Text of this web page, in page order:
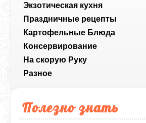
Экзотическая кухня
Праздничные рецепты
Картофельные Блюда
Консервирование
На скорую Руку
Разное
Полезно знать